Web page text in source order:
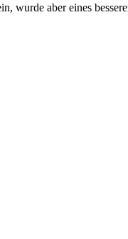
wurde aber eines